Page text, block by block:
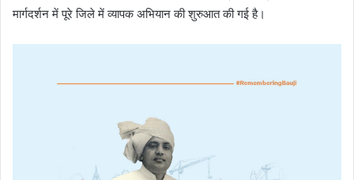
मार्गदर्शन में पूरे जिले में व्यापक अभियान की शुरुआत की गई है।